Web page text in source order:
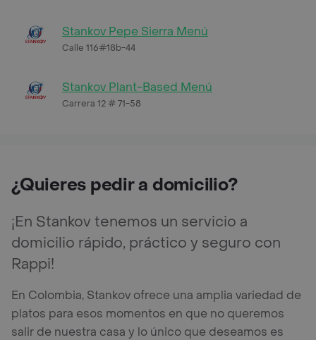
Stankov Pepe Sierra Menú
Calle 116#18b-44
Stankov Plant-Based Menú
Carrera 12 # 71-58
¿Quieres pedir a domicilio?
¡En Stankov tenemos un servicio a
domicilio rápido, práctico y seguro con
Rappi!
En Colombia, Stankov ofrece una amplia variedad de
platos para esos momentos en que no queremos
salir de nuestra casa y lo único que deseamos es